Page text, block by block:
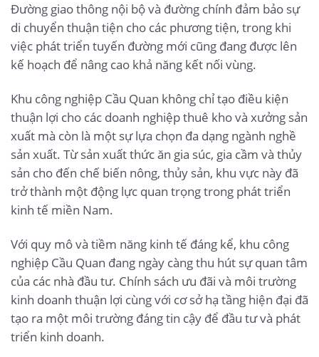
Đường giao thông nội bộ và đường chính đảm bảo sự
di chuyển thuận tiện cho các phương tiện, trong khi
việc phát triển tuyến đường mới cũng đang được lên
kế hoạch để nâng cao khả năng kết nối vùng.
Khu công nghiệp Cầu Quan không chỉ tạo điều kiện
thuận lợi cho các doanh nghiệp thuê kho và xưởng sản
xuất mà còn là một sự lựa chọn đa dạng ngành nghề
sản xuất. Từ sản xuất thức ăn gia súc, gia cầm và thủy
sản cho đến chế biến nông, thủy sản, khu vực này đã
trở thành một động lực quan trọng trong phát triển
kinh tế miền Nam.
Với quy mô và tiềm năng kinh tế đáng kể, khu công
nghiệp Cầu Quan đang ngày càng thu hút sự quan tâm
của các nhà đầu tư. Chính sách ưu đãi và môi trường
kinh doanh thuận lợi cùng với cơ sở hạ tầng hiện đại đã
tạo ra một môi trường đáng tin cậy để đầu tư và phát
triển kinh doanh.